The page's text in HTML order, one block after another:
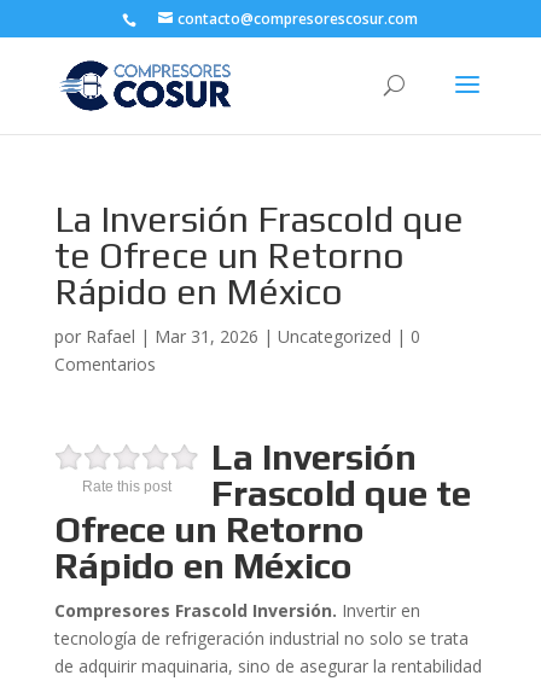
contacto@compresorescosur.com
La Inversión Frascold que
te Ofrece un Retorno
Rápido en México
por Rafael | Mar 31, 2026 | Uncategorized | 0
Comentarios
Rate this post
La Inversión
Frascold que te
Ofrece un Retorno
Rápido en México
Compresores Frascold Inversión. Invertir en
tecnología de refrigeración industrial no solo se trata
de adquirir maquinaria, sino de asegurar la rentabilidad